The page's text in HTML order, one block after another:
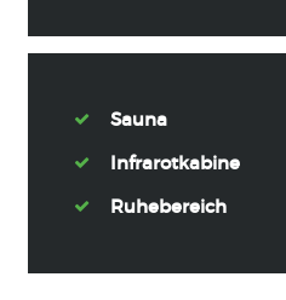
Sauna
Infrarotkabine
Ruhebereich